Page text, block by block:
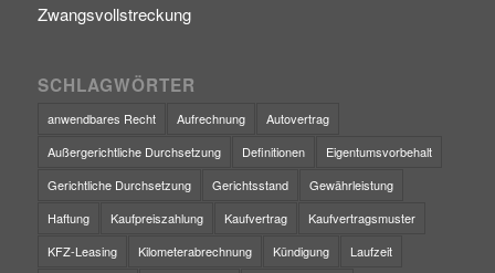
Zwangsvollstreckung
SCHLAGWÖRTER
anwendbares Recht Aufrechnung
Autovertrag
Außergerichtliche Durchsetzung
Definitionen
Eigentumsvorbehalt
Gerichtliche Durchsetzung
Gerichtsstand
Gewährleistung
Haftung
Kaufpreiszahlung Kaufvertrag
Kaufvertragsmuster
KFZ-Leasing
Kilometerabrechnung Kündigung Laufzeit